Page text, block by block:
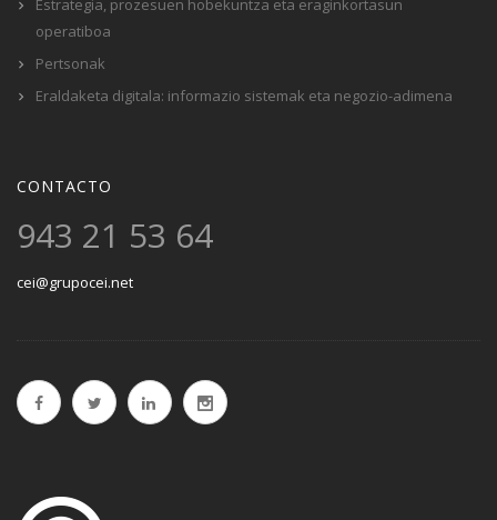
Estrategia, prozesuen hobekuntza eta eraginkortasun
operatiboa
Pertsonak
Eraldaketa digitala: informazio sistemak eta negozio-adimena
CONTACTO
943 21 53 64
cei@grupocei.net